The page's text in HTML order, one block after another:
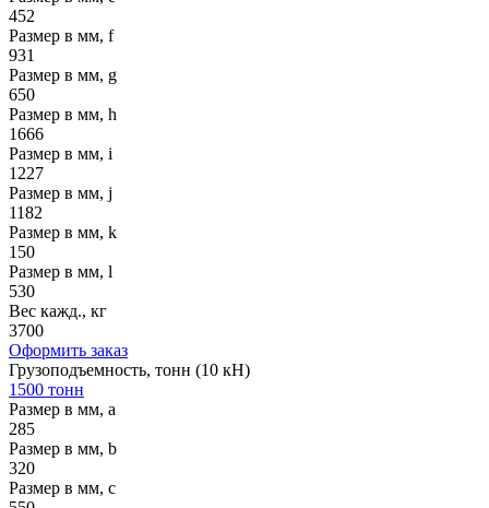
452
Размер в мм, f
931
Размер в мм, g
650
Размер в мм, h
1666
Размер в мм, i
1227
Размер в мм, j
1182
Размер в мм, k
150
Размер в мм, l
530
Вес кажд., кг
3700
Оформить заказ
Грузоподъемность, тонн (10 кН)
1500 тонн
Размер в мм, a
285
Размер в мм, b
320
Размер в мм, c